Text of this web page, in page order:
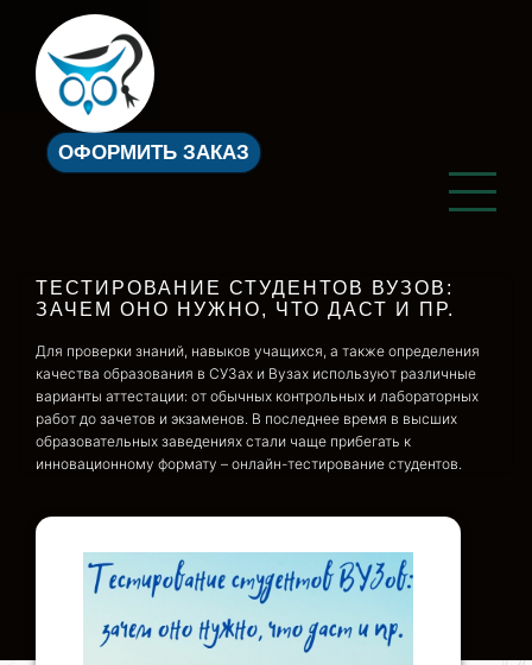
ОФОРМИТЬ ЗАКАЗ
ТЕСТИРОВАНИЕ СТУДЕНТОВ ВУЗОВ:
ЗАЧЕМ ОНО НУЖНО, ЧТО ДАСТ И ПР.
Для проверки знаний, навыков учащихся, а также определения
качества образования в СУЗах и Вузах используют различные
варианты аттестации: от обычных контрольных и лабораторных
работ до зачетов и экзаменов. В последнее время в высших
образовательных заведениях стали чаще прибегать к
инновационному формату – онлайн-тестирование студентов.